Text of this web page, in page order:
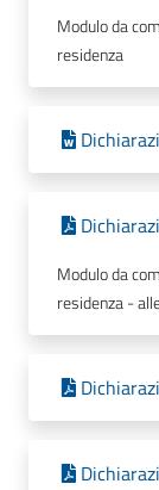
Modulo da
residenza
Modulo da
residenza -